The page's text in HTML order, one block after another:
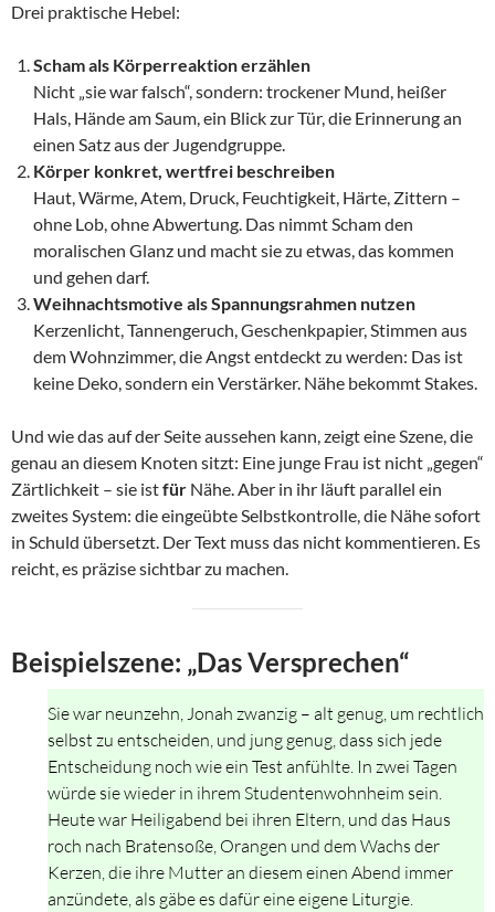
Drei praktische Hebel:
Scham als Körperreaktion erzählen
Nicht „sie war falsch“, sondern: trockener Mund, heißer
Hals, Hände am Saum, ein Blick zur Tür, die Erinnerung an
einen Satz aus der Jugendgruppe.
Körper konkret, wertfrei beschreiben
Haut, Wärme, Atem, Druck, Feuchtigkeit, Härte, Zittern –
ohne Lob, ohne Abwertung. Das nimmt Scham den
moralischen Glanz und macht sie zu etwas, das kommen
und gehen darf.
Weihnachtsmotive als Spannungsrahmen nutzen
Kerzenlicht, Tannengeruch, Geschenkpapier, Stimmen aus
dem Wohnzimmer, die Angst entdeckt zu werden: Das ist
keine Deko, sondern ein Verstärker. Nähe bekommt Stakes.
Und wie das auf der Seite aussehen kann, zeigt eine Szene, die
genau an diesem Knoten sitzt: Eine junge Frau ist nicht „gegen“
Zärtlichkeit – sie istfür Nähe. Aber in ihr läuft parallel ein
zweites System: die eingeübte Selbstkontrolle, die Nähe sofort
in Schuld übersetzt. Der Text muss das nicht kommentieren. Es
reicht, es präzise sichtbar zu machen.
Beispielszene: „Das Versprechen“
Sie war neunzehn, Jonah zwanzig – alt genug, um rechtlich
selbst zu entscheiden, und jung genug, dass sich jede
Entscheidung noch wie ein Test anfühlte. In zwei Tagen
würde sie wieder in ihrem Studentenwohnheim sein.
Heute war Heiligabend bei ihren Eltern, und das Haus
roch nach Bratensoße, Orangen und dem Wachs der
Kerzen, die ihre Mutter an diesem einen Abend immer
anzündete, als gäbe es dafür eine eigene Liturgie.